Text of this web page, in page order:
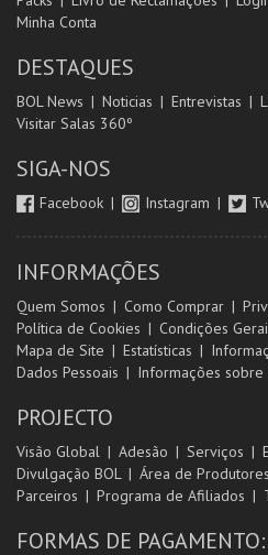
Minha Conta
DESTAQUES
BOL News Noticias Entrevistas
Visitar Salas 360º
SIGA-NOS
Facebook Instagram
INFORMAÇÕES
Quem Somos Como Comprar
Política de Cookies
Condições
Mapa de Site
Estatísticas
Dados Pessoais
Informações sobre
PROJECTO
Visão Global Adesão Serviços
Divulgação BOL
Área de Produtores
Parceiros
Programa de Afiliados
FORMAS DE PAGAMENTO: